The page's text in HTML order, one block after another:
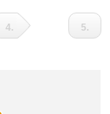
4. 5.